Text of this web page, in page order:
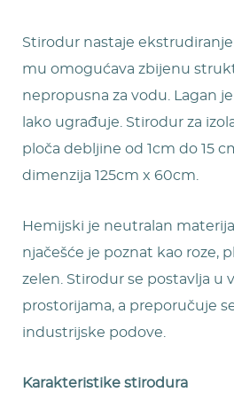
Stirodur nastaje
mu omogućava zbijenu
nepropusna za vodu. Lagan
lako ugrađuje. Stirodur za
ploča debljine od 1cm do 15
dimenzija 125cm x 60cm.
Hemijski je neutralan
njačešće je poznat kao roze,
zelen. Stirodur se postavlja u
prostorijama, a preporučuje
industrijske podove.
Karakteristike stirodura